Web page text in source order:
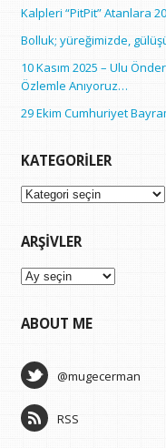
Kalpleri “PitPit” Atanlara
Bolluk; yüreğimizde,
10 Kasım 2025 – Ulu
Özlemle Anıyoruz…
29 Ekim Cumhuriyet
KATEGORILER
Kategoriler
ARŞIVLER
Arşivler
ABOUT ME
@mugecerman
RSS